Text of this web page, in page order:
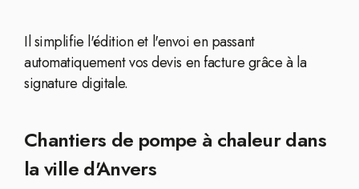
Il simplifie l'édition et l'envoi en passant
automatiquement vos devis en facture grâce à la
signature digitale.
Chantiers de pompe à chaleur dans
la ville d'Anvers